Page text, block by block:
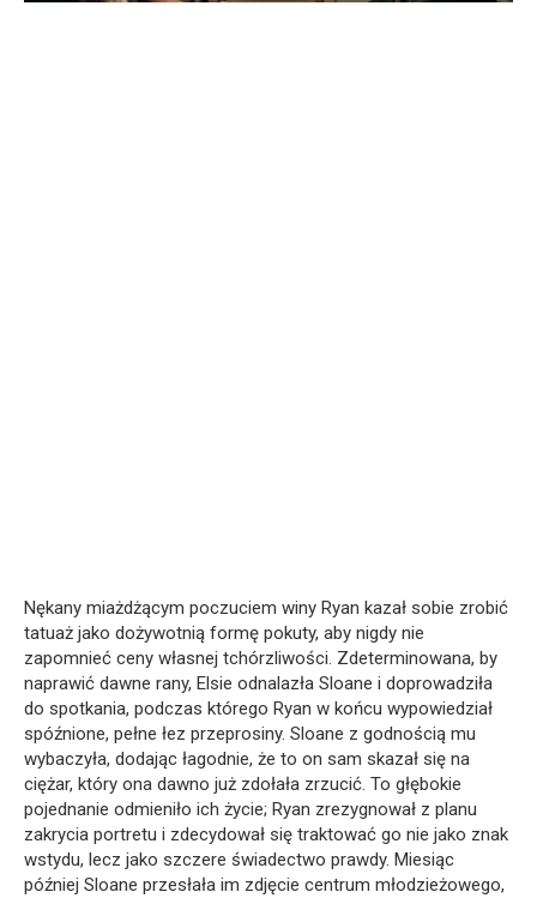
Nękany miażdżącym poczuciem winy Ryan kazał sobie zrobić
tatuaż jako dożywotnią formę pokuty, aby nigdy nie
zapomnieć ceny własnej tchórzliwości. Zdeterminowana, by
naprawić dawne rany, Elsie odnalazła Sloane i doprowadziła
do spotkania, podczas którego Ryan w końcu wypowiedział
spóźnione, pełne łez przeprosiny. Sloane z godnością mu
wybaczyła, dodając łagodnie, że to on sam skazał się na
ciężar, który ona dawno już zdołała zrzucić. To głębokie
pojednanie odmieniło ich życie; Ryan zrezygnował z planu
zakrycia portretu i zdecydował się traktować go nie jako znak
wstydu, lecz jako szczere świadectwo prawdy. Miesiąc
później Sloane przesłała im zdjęcie centrum młodzieżowego,